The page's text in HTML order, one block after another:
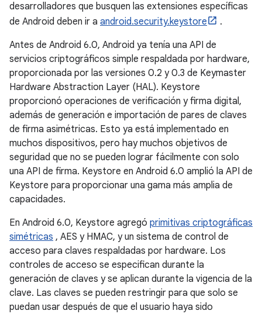
desarrolladores que busquen las extensiones específicas
de Android deben ir a android.security.keystore
.
Antes de Android 6.0, Android ya tenía una API de
servicios criptográficos simple respaldada por hardware,
proporcionada por las versiones 0.2 y 0.3 de Keymaster
Hardware Abstraction Layer (HAL). Keystore
proporcionó operaciones de verificación y firma digital,
además de generación e importación de pares de claves
de firma asimétricas. Esto ya está implementado en
muchos dispositivos, pero hay muchos objetivos de
seguridad que no se pueden lograr fácilmente con solo
una API de firma. Keystore en Android 6.0 amplió la API de
Keystore para proporcionar una gama más amplia de
capacidades.
En Android 6.0, Keystore agregó primitivas criptográficas
simétricas , AES y HMAC, y un sistema de control de
acceso para claves respaldadas por hardware. Los
controles de acceso se especifican durante la
generación de claves y se aplican durante la vigencia de la
clave. Las claves se pueden restringir para que solo se
puedan usar después de que el usuario haya sido